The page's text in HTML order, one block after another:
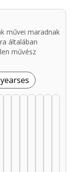
művei maradnak
általában
művész